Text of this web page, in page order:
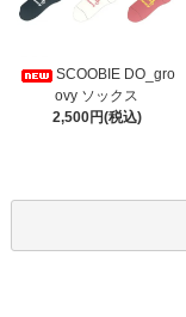
SCOOBIE DO_gro
ovy ソックス
2,500円(税込)